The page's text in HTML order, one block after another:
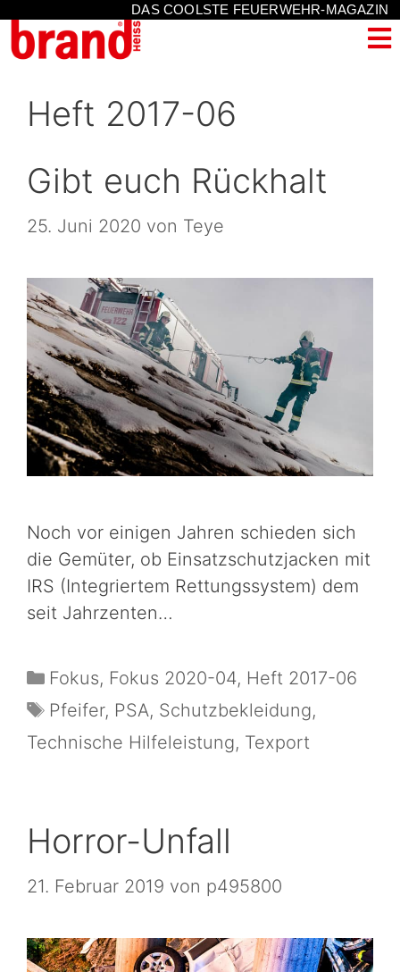
DAS COOLSTE FEUERWEHR-MAGAZIN
Heft 2017-06
Gibt euch Rückhalt
25. Juni 2020 von Teye
Noch vor einigen Jahren schieden sich
die Gemüter, ob Einsatzschutzjacken mit
IRS (Integriertem Rettungssystem) dem
seit Jahrzenten…
Fokus, Fokus 2020-04, Heft 2017-06
Pfeifer, PSA, Schutzbekleidung,
Technische Hilfeleistung, Texport
Horror-Unfall
21. Februar 2019 von p495800